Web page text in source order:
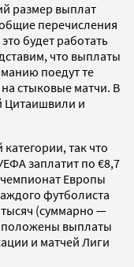
размер выплат
перечисления
будет работать
что выплаты
поедут те
стыковые матчи. В
Цитаишвили и
так что
заплатит по €8,7
чемпионат Европы
футболиста
тысяч (суммарно —
положены выплаты
и матчей Лиги